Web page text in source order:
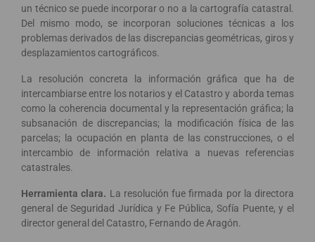
un técnico se puede incorporar o no a la cartografía catastral.
Del mismo modo, se incorporan soluciones técnicas a los
problemas derivados de las discrepancias geométricas, giros y
desplazamientos cartográficos.
La resolución concreta la información gráfica que ha de
intercambiarse entre los notarios y el Catastro y aborda temas
como la coherencia documental y la representación gráfica; la
subsanación de discrepancias; la modificación física de las
parcelas; la ocupación en planta de las construcciones, o el
intercambio de información relativa a nuevas referencias
catastrales.
Herramienta clara. La resolución fue firmada por la directora
general de Seguridad Jurídica y Fe Pública, Sofía Puente, y el
director general del Catastro, Fernando de Aragón.